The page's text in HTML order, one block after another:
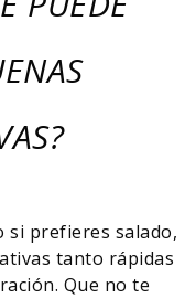
si prefieres salado,
tanto rápidas
Que no te